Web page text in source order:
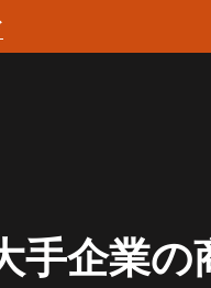
手企業